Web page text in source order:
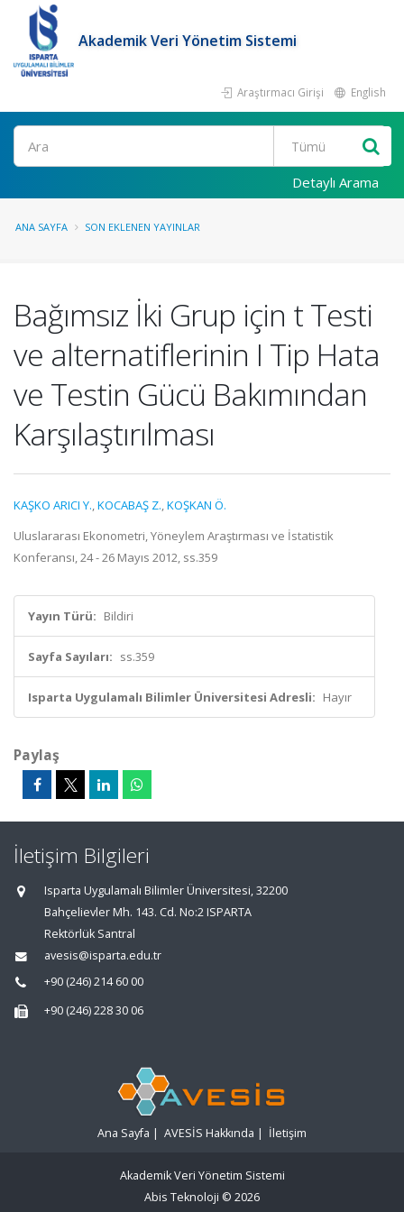
Akademik Veri Yönetim Sistemi
Araştırmacı Girişi English
Ara
Detaylı Arama
ANA SAYFA SON EKLENEN YAYINLAR
Bağımsız İki Grup için t Testi
ve alternatiflerinin I Tip Hata
ve Testin Gücü Bakımından
Karşılaştırılması
KAŞKO ARICI Y.,KOCABAŞ Z.,KOŞKAN Ö.
Uluslararası Ekonometri, Yöneylem Araştırması ve İstatistik
Konferansı, 24 - 26 Mayıs 2012, ss.359
Yayın Türü: Bildiri
Sayfa Sayıları: ss.359
Isparta Uygulamalı Bilimler Üniversitesi Adresli: Hayır
Paylaş
İletişim Bilgileri
Isparta Uygulamalı Bilimler Üniversitesi, 32200
Bahçelievler Mh. 143. Cd. No:2 ISPARTA
Rektörlük Santral
avesis@isparta.edu.tr
+90 (246) 214 60 00
+90 (246) 228 30 06
Ana Sayfa | AVESİS Hakkında | İletişim
Akademik Veri Yönetim Sistemi
Abis Teknoloji © 2026